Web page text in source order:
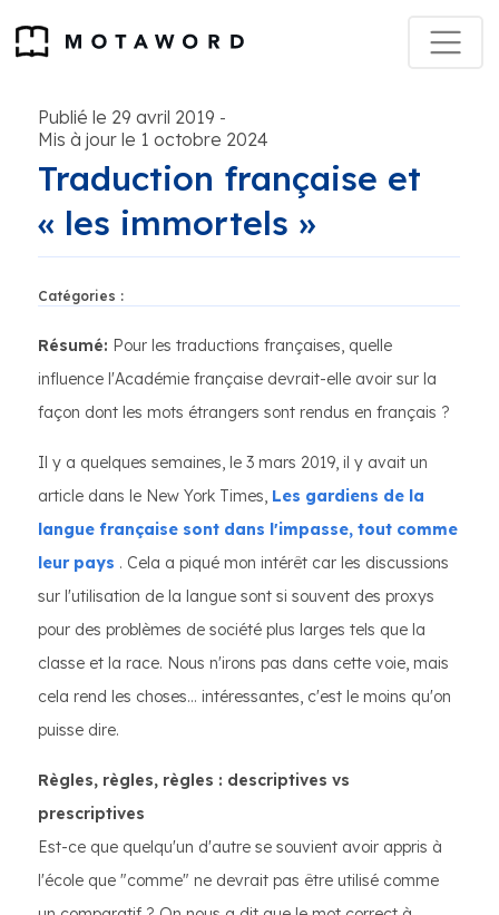
Publié le 29 avril 2019 -
Mis à jour le 1 octobre 2024
Traduction française et
« les immortels »
Catégories :
Résumé: Pour les traductions françaises, quelle
influence l'Académie française devrait-elle avoir sur la
façon dont les mots étrangers sont rendus en français ?
Il y a quelques semaines, le 3 mars 2019, il y avait un
article dans le New York Times, Les gardiens de la
langue française sont dans l'impasse, tout comme
leur pays . Cela a piqué mon intérêt car les discussions
sur l'utilisation de la langue sont si souvent des proxys
pour des problèmes de société plus larges tels que la
classe et la race. Nous n'irons pas dans cette voie, mais
cela rend les choses… intéressantes, c'est le moins qu'on
puisse dire.
Règles, règles, règles : descriptives vs
prescriptives
Est-ce que quelqu'un d'autre se souvient avoir appris à
l'école que "comme" ne devrait pas être utilisé comme